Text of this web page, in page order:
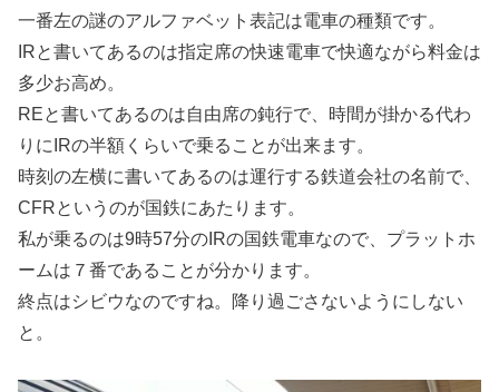
一番左の謎のアルファベット表記は電車の種類です。
IRと書いてあるのは指定席の快速電車で快適ながら料金は
多少お高め。
REと書いてあるのは自由席の鈍行で、時間が掛かる代わ
りにIRの半額くらいで乗ることが出来ます。
時刻の左横に書いてあるのは運行する鉄道会社の名前で、
CFRというのが国鉄にあたります。
私が乗るのは9時57分のIRの国鉄電車なので、プラットホ
ームは７番であることが分かります。
終点はシビウなのですね。降り過ごさないようにしない
と。